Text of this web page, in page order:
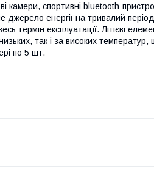
камери, спортивні bluetooth-
джерело енергії на тривалий
термін експлуатації. Літієві
так і за високих температур,
по 5 шт.